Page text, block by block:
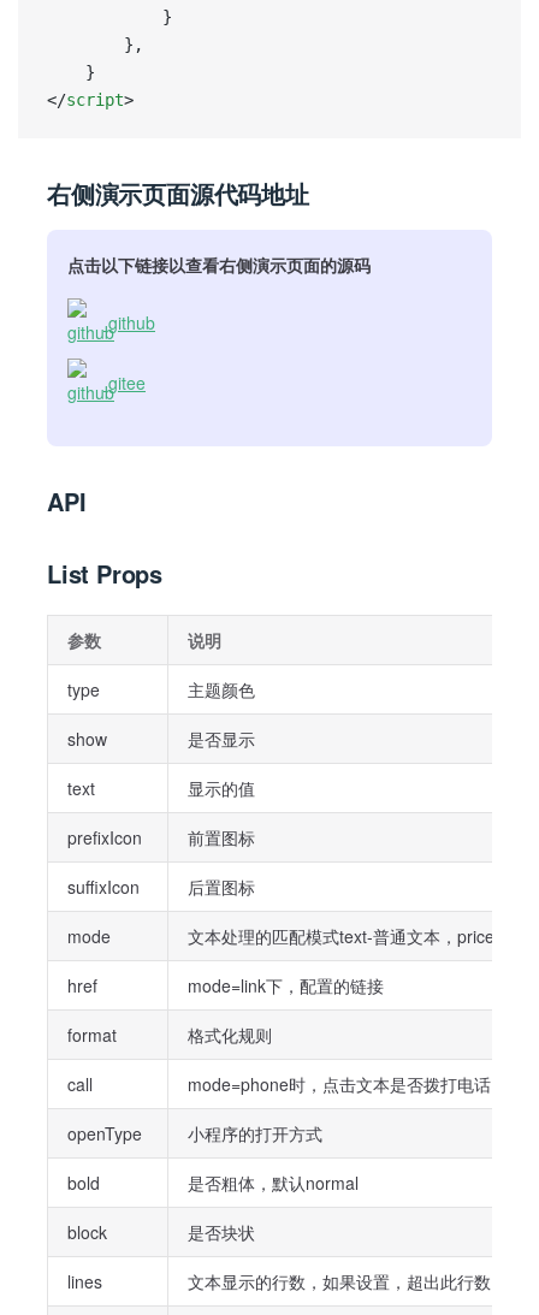
			}
		},
	}
</script>
右侧演示页面源代码地址
点击以下链接以查看右侧演示页面的源码
github
gitee
API
List Props
参数 说明
type 主题颜色
show 是否显示
text 显示的值
prefixIcon 前置图标
suffixIcon 后置图标
mode 文本处理的匹配模式text-普通文本，price-价
href mode=link下，配置的链接
format 格式化规则
call mode=phone时，点击文本是否拨打电话
openType 小程序的打开方式
bold 是否粗体，默认normal
block 是否块状
lines 文本显示的行数，如果设置，超出此行数，将